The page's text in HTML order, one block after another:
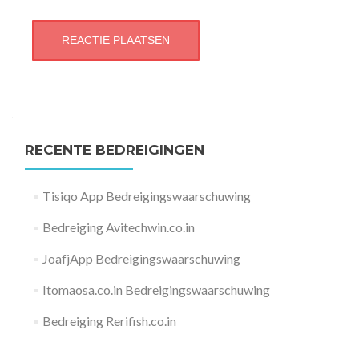
RECENTE BEDREIGINGEN
Tisiqo App Bedreigingswaarschuwing
Bedreiging Avitechwin.co.in
JoafjApp Bedreigingswaarschuwing
Itomaosa.co.in Bedreigingswaarschuwing
Bedreiging Rerifish.co.in